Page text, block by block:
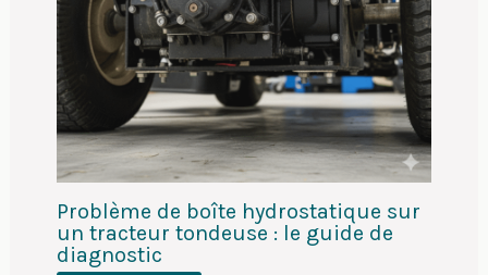
Problème de boîte hydrostatique sur
un tracteur tondeuse : le guide de
diagnostic